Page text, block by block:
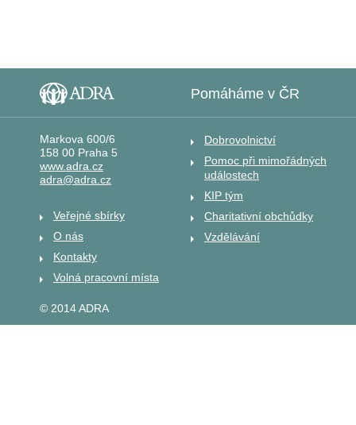
Markova 600/6
158 00 Praha 5
www.adra.cz
adra@adra.cz
Veřejné sbírky
O nás
Kontakty
Volná pracovní místa
Pomáháme v ČR
Dobrovolnictví
Pomoc při mimořádných
událostech
KIP tým
Charitativní obchůdky
Vzdělávání
© 2014 ADRA